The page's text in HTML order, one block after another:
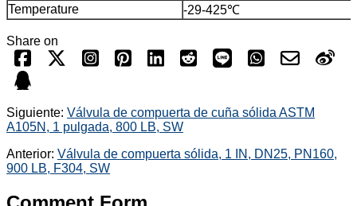
Temperature
-29-425℃
Share on
Siguiente: Válvula de compuerta de cuña sólida ASTM
A105N, 1 pulgada, 800 LB, SW
Anterior: Válvula de compuerta sólida, 1 IN, DN25, PN160,
900 LB, F304, SW